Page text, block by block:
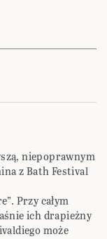
niepoprawnym
z Bath Festival
Przy całym
ich drapieżny
może